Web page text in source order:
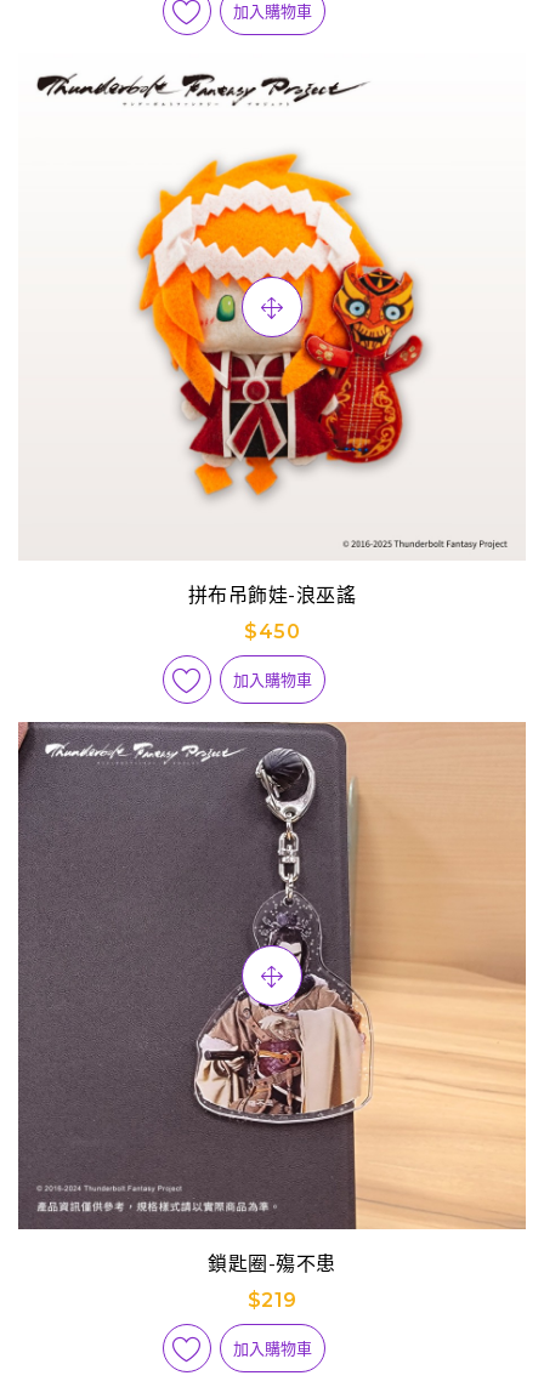
加入購物車
拼布吊飾娃-浪巫謠
$450
加入購物車
鎖匙圈-殤不患
$219
加入購物車